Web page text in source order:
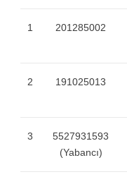
1 201285002
2 191025013
3
5527931593
(Yabancı)